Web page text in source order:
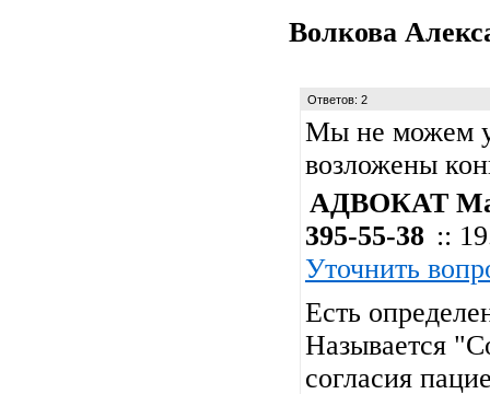
Волкова
Ответов: 2
Мы не можем
возложены
АДВОКАТ
395-55-38 ::
Уточнить
Есть
Называется
согласия